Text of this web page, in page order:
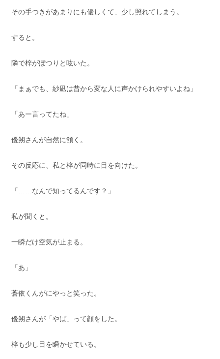
その手つきがあまりにも優しくて、少し照れてしまう。
すると。
隣で梓がぽつりと呟いた。
「まぁでも、紗凪は昔から変な人に声かけられやすいよね」
「あー言ってたね」
優朔さんが自然に頷く。
その反応に、私と梓が同時に目を向けた。
「……なんで知ってるんです？」
私が聞くと。
一瞬だけ空気が止まる。
「あ」
蒼依くんがにやっと笑った。
優朔さんが「やば」って顔をした。
梓も少し目を瞬かせている。